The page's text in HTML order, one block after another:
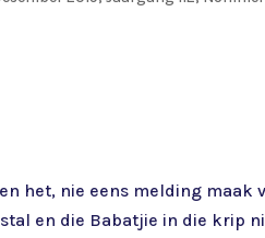
het, nie eens melding maak
en die Babatjie in die krip